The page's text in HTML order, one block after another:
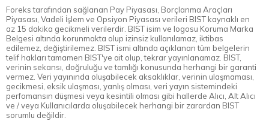
Foreks tarafından sağlanan Pay Piyasası, Borçlanma Araçları
Piyasası, Vadeli İşlem ve Opsiyon Piyasası verileri BIST kaynaklı en
az 15 dakika gecikmeli verilerdir. BIST isim ve logosu Koruma Marka
Belgesi altında korunmakta olup izinsiz kullanılamaz, iktibas
edilemez, değiştirilemez. BIST ismi altında açıklanan tüm belgelerin
telif hakları tamamen BIST'ye ait olup, tekrar yayınlanamaz. BIST,
verinin sekansı, doğruluğu ve tamlığı konusunda herhangi bir garanti
vermez. Veri yayınında oluşabilecek aksaklıklar, verinin ulaşmaması,
gecikmesi, eksik ulaşması, yanlış olması, veri yayın sistemindeki
perfomansın düşmesi veya kesintili olması gibi hallerde Alıcı, Alt Alıcı
ve / veya Kullanıcılarda oluşabilecek herhangi bir zarardan BIST
sorumlu değildir.